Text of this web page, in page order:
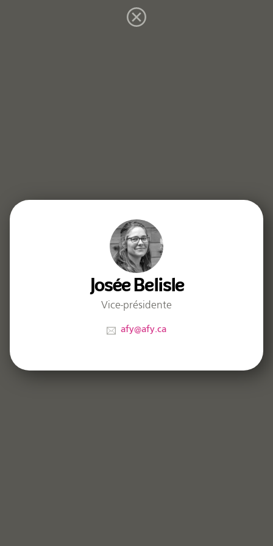
Josée Belisle
Vice-présidente
afy@afy.ca